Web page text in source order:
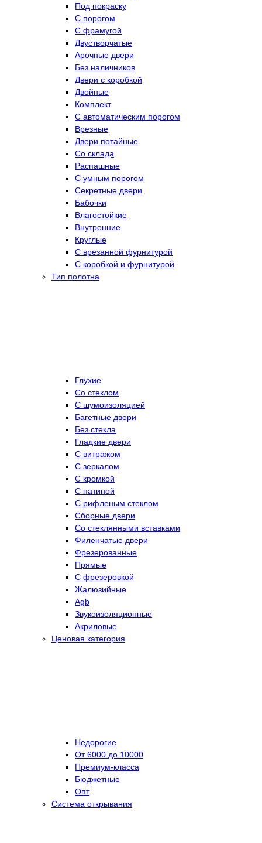
Под покраску
С порогом
С фрамугой
Двустворчатые
Арочные двери
Без наличников
Двери с коробкой
Двойные
Комплект
С автоматическим порогом
Врезные
Двери потайные
Со склада
Распашные
С умным порогом
Секретные двери
Бабочки
Влагостойкие
Внутренние
Круглые
С врезанной фурнитурой
С коробкой и фурнитурой
Тип полотна
Глухие
Со стеклом
C шумоизоляцией
Багетные двери
Без стекла
Гладкие двери
С витражом
С зеркалом
С кромкой
С патиной
С рифленым стеклом
Сборные двери
Со стеклянными вставками
Филенчатые двери
Фрезерованные
Прямые
С фрезеровкой
Жалюзийные
Agb
Звукоизоляционные
Акриловые
Ценовая категория
Недорогие
От 6000 до 10000
Премиум-класса
Бюджетные
Опт
Система открывания